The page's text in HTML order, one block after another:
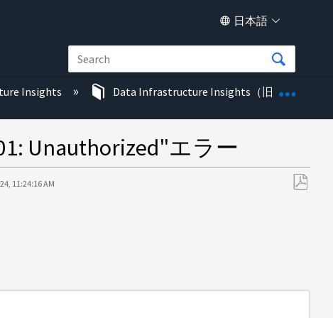
日本語
Insights Data Infrastructure Insights（旧称Cloud
Unauthorized"エラー
11:24:16 AM